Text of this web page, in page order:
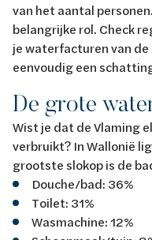
van het aantal
belangrijke rol. Check
je waterfacturen van
eenvoudig een
De grote
Wist je dat de Vlaming
verbruikt? In Wallonië
grootste slokop is de
Douche/bad: 36%
Toilet: 31%
Wasmachine: 12%